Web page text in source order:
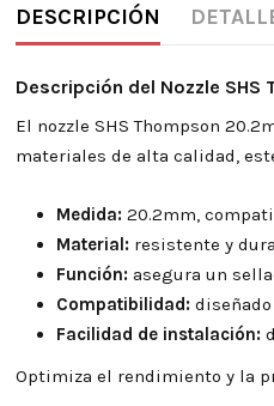
DESCRIPCIÓN
Descripción del Nozzle
El nozzle SHS Thompson
materiales de alta calidad,
Medida:20.2mm,
Material:resistente y
Función:asegura un
Compatibilidad:diseñado
Facilidad de instalación:
Optimiza el rendimiento y la